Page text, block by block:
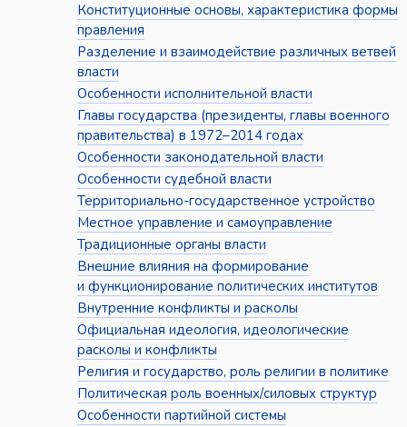
Конституционные основы, характеристика формы
правления
Разделение и взаимодействие различных ветвей
власти
Особенности исполнительной власти
Главы государства (президенты, главы военного
правительства) в 1972–2014 годах
Особенности законодательной власти
Особенности судебной власти
Территориально-государственное устройство
Местное управление и самоуправление
Традиционные органы власти
Внешние влияния на формирование
и функционирование политических институтов
Внутренние конфликты и расколы
Официальная идеология, идеологические
расколы и конфликты
Религия и государство, роль религии в политике
Политическая роль военных/силовых структур
Особенности партийной системы